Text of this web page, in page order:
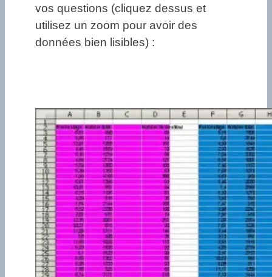
vos questions (cliquez dessus et
utilisez un zoom pour avoir des
données bien lisibles) :